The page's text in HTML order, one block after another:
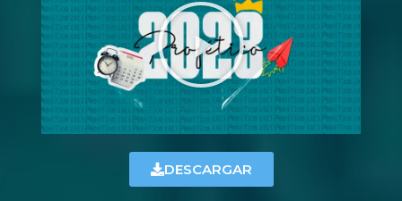
DESCARGAR